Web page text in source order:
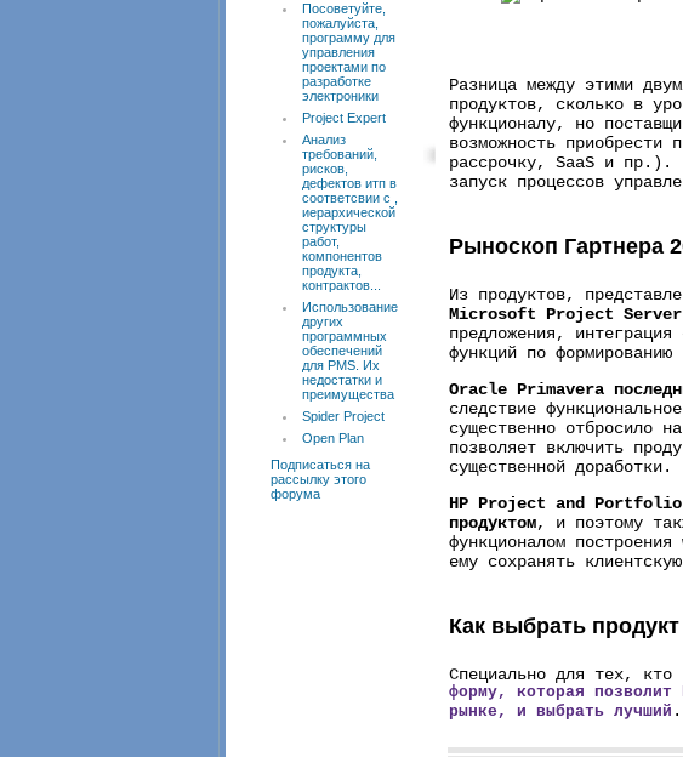
Посоветуйте,
пожалуйста,
программу для
управления
проектами по
разработке
электроники
Project Expert
Анализ
требований,
рисков,
дефектов итп в
соответсвии с ,
иерархической
структуры
работ,
компонентов
продукта,
контрактов...
Использование
других
программных
обеспечений
для PMS. Их
недостатки и
преимущества
Spider Project
Open Plan
Подписаться на
рассылку этого
форума
Разница между этими
продуктов, сколько в
функционалу, но
возможность приобрести
рассрочку, SaaS и пр.).
запуск процессов
Рыноскоп Гартнера
Из продуктов,
Microsoft Project Server
предложения,
функций по
Oracle Primavera
следствие
существенно отбросило
позволяет включить
существенной доработки.
HP Project and Portfolio
продуктом, и поэтому
функционалом
ему сохранять
Как выбрать
Специально для тех, кто
форму, которая позволит
рынке, и выбрать лучший .